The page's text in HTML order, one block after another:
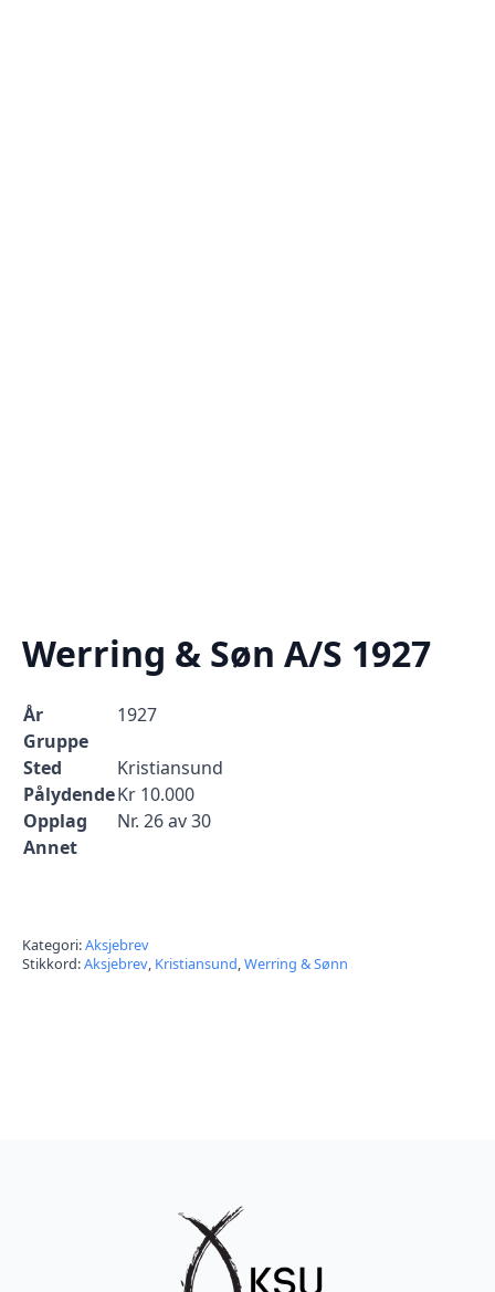
Werring & Søn A/S 1927
År
1927
Gruppe
Sted
Kristiansund
PålydendeKr 10.000
Opplag
Nr. 26 av 30
Annet
Kategori:Aksjebrev
Stikkord:Aksjebrev, Kristiansund,Werring & Sønn